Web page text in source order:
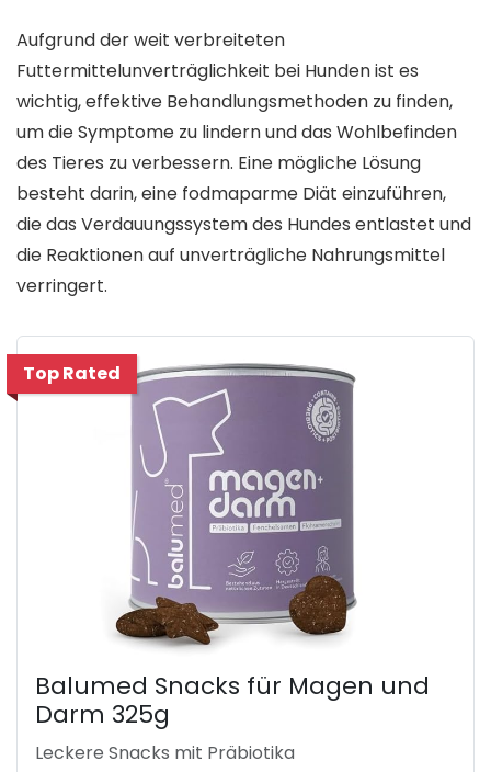
Aufgrund der weit verbreiteten
Futtermittelunverträglichkeit bei Hunden ist es
wichtig, effektive Behandlungsmethoden zu finden,
um die Symptome zu lindern und das Wohlbefinden
des Tieres zu verbessern. Eine mögliche Lösung
besteht darin, eine fodmaparme Diät einzuführen,
die das Verdauungssystem des Hundes entlastet und
die Reaktionen auf unverträgliche Nahrungsmittel
verringert.
Top Rated
Balumed Snacks für Magen und
Darm 325g
Leckere Snacks mit Präbiotika